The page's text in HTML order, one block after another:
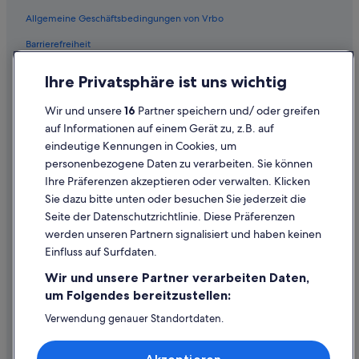
Flüge von Dakar (DSS) nach Wien (VIE)
Flüge von Düsseldorf (DUS) nach Wien (VIE)
Flüge von Esbjerg (EBJ) nach Wien (VIE)
Flüge von Ankara (ESB) nach Wien (VIE)
Flüge von Elat (ETH) nach Wien (VIE)
Flüge von Yerevan (EVN) nach Wien (VIE)
Flüge von Ewo (EWO) nach Wien (VIE)
Flüge von Buenos Aires (EZE) nach Wien (VIE)
Flüge von Frankfurt (FRA) nach Wien (VIE)
Flüge von Genua (GOA) nach Wien (VIE)
Flüge von Granada (GRX) nach Wien (VIE)
Flüge von Hannover (HAJ) nach Wien (VIE)
Allgemeine Geschäftsbedingungen von Vrbo
Barrierefreiheit
Rechtliche Hinweise/Kontakt
Inhaltsrichtlinien und Melden von Inhalten
Hilfe
Hilfe
Rückerstattungsprozess und Zeitrahmen
Buchen Sie einen Flug mit einer Gutschrift bei der Fluggesellschaft
Internationale Reisedokumente
Ihre Privatsphäre ist uns wichtig
Wir und unsere16 Partner speichern und/ oder greifen
auf Informationen auf einem Gerät zu, z.B. auf
eindeutige Kennungen in Cookies, um
personenbezogene Daten zu verarbeiten. Sie können
Ihre Präferenzen akzeptieren oder verwalten. Klicken
Sie dazu bitte unten oder besuchen Sie jederzeit die
Seite der Datenschutzrichtlinie. Diese Präferenzen
werden unseren Partnern signalisiert und haben keinen
Einfluss auf Surfdaten.
Wir und unsere Partner verarbeiten Daten,
um Folgendes bereitzustellen:
Verwendung genauer Standortdaten.
Speichern von oder Zugriff auf Informationen auf einem